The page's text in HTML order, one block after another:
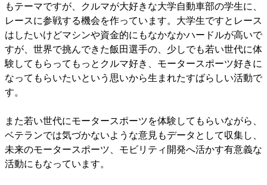
もテーマですが、クルマが大好きな大学自動車部の学生に、
レースに参戦する機会を作っています。大学生ですとレース
はしたいけどマシンや資金的にもなかなかハードルが高いで
すが、世界で挑んできた飯田選手の、少しでも若い世代に体
験してもらってもっとクルマ好き、モータースポーツ好きに
なってもらいたいという思いから生まれたすばらしい活動で
す。
また若い世代にモータースポーツを体験してもらいながら、
ベテランでは気づかないような意見もデータとして収集し、
未来のモータースポーツ、モビリティ開発へ活かす有意義な
活動にもなっています。